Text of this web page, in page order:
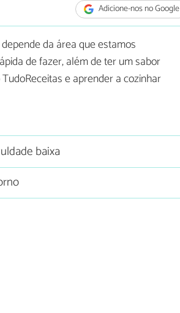
Adicione-nos no Google
da área que estamos
de fazer, além de ter um sabor
e aprender a cozinhar
baixa